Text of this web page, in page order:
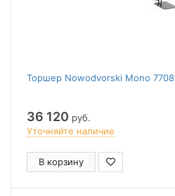
Торшер Nowodvorski Mono 7708
36 120 руб.
Уточняйте наличие
В корзину